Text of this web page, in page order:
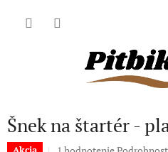
Šnek na štartér -